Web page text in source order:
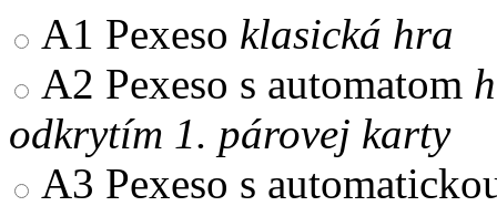
A1 Pexeso klasická hra
A2 Pexeso s automatom
odkrytím 1. párovej karty
A3 Pexeso s